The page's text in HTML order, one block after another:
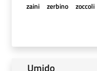
zaini
zerbino zoccoli
Umido